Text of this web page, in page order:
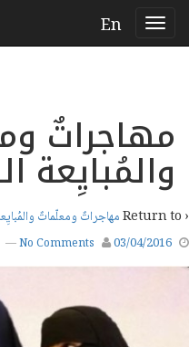
En
مهاجراتٌ
والمُبايِعة
‹ Return to مهاجراتٌ ومعلّماتٌ
03/04/2016
—No Comments